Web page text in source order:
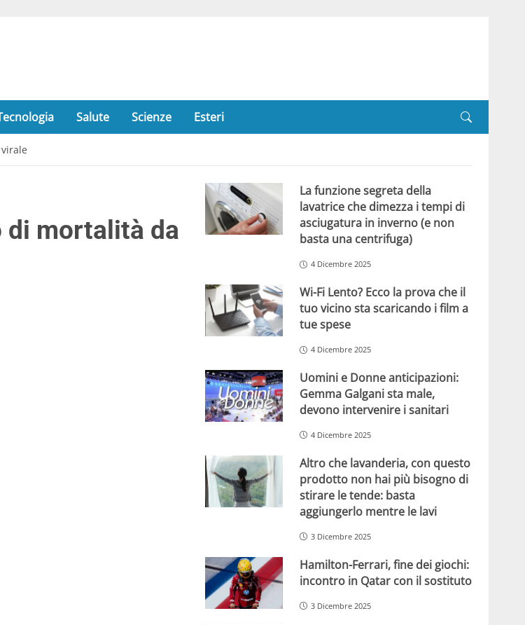
Salute Scienze Esteri
di mortalità da
La funzione segreta della
lavatrice che dimezza i tempi di
asciugatura in inverno (e non
basta una centrifuga)
4 Dicembre 2025
Wi-Fi Lento? Ecco la prova che il
tuo vicino sta scaricando i film a
tue spese
4 Dicembre 2025
Uomini e Donne anticipazioni:
Gemma Galgani sta male,
devono intervenire i sanitari
4 Dicembre 2025
Altro che lavanderia, con questo
prodotto non hai più bisogno di
stirare le tende: basta
aggiungerlo mentre le lavi
3 Dicembre 2025
Hamilton-Ferrari, fine dei giochi:
incontro in Qatar con il sostituto
3 Dicembre 2025